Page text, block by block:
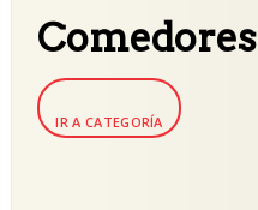
Comedores
IR A CATEGORÍA